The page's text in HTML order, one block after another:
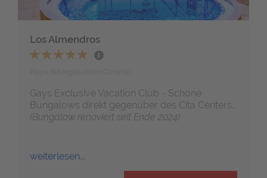
Los Almendros
Gays Exclusive Vacation Club - Schöne
Bungalows direkt gegenüber des Cita Centers...
(Bungalow renoviert seit Ende 2024)
weiterlesen...